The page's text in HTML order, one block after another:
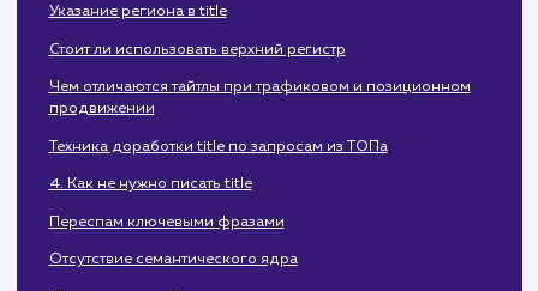
Как правильно расположить ключевые фразы
Какое оптимальное количество слов должно быть в title
Стоит ли использовать верхний регистр